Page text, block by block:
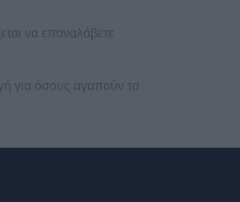
να επαναλάβετε
για όσους αγαπούν τα